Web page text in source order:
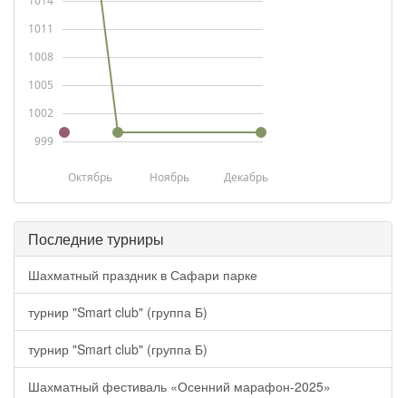
Октябрь Ноябрь Декабрь
999
1002
1005
1008
1011
Последние турниры
Шахматный праздник в Сафари парке
турнир "Smart club" (группа Б)
турнир "Smart club" (группа Б)
Шахматный фестиваль «Осенний марафон-2025»